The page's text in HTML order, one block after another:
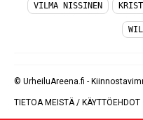
VILMA NISSINEN
© UrheiluAreena.fi -
TIETOA MEISTÄ/ KÄYTTÖEHDOT